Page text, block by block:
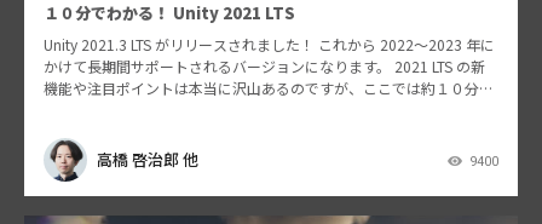
１０分でわかる！ Unity 2021 LTS
Unity 2021.3 LTS がリリースされました！ これから 2022〜2023 年に
かけて長期間サポートされるバージョンになります。 2021 LTS の新
機能や注目ポイントは本当に沢山あるのですが、ここでは約１０分に
高橋 啓治郎 他 9400